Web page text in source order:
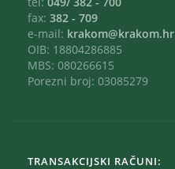
fax: 382 - 709
e-mail: krakom@krakom.hr
OIB: 18804286885
MBS: 080266615
Porezni broj: 03085279
TRANSAKCIJSKI RAČUNI: